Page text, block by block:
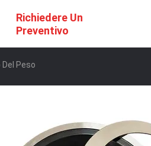
Richiedere Un
Preventivo
Peso